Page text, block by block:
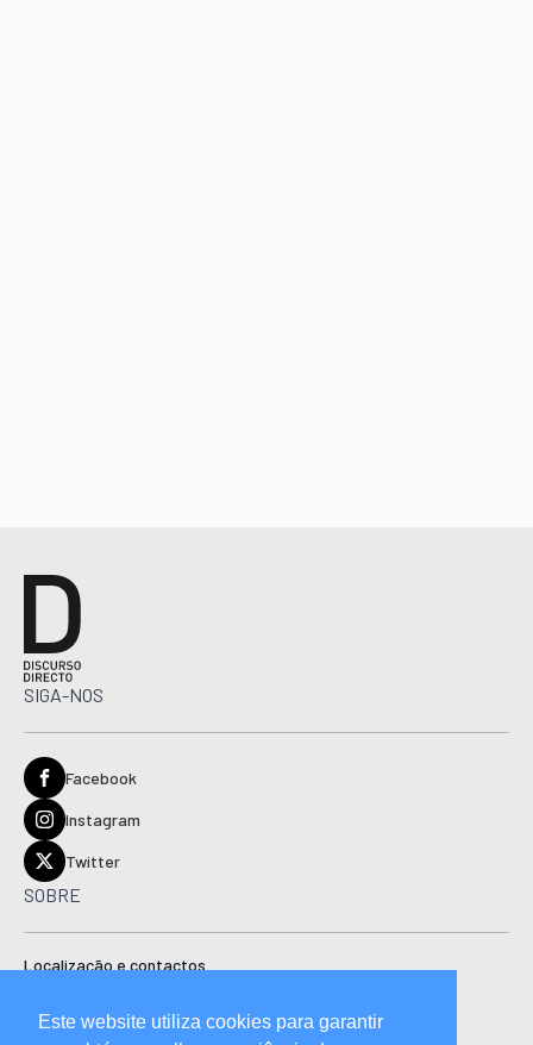
SIGA-NOS
Facebook
Instagram
Twitter
SOBRE
Localização e contactos
Ficha técnica
Este website utiliza cookies para garantir